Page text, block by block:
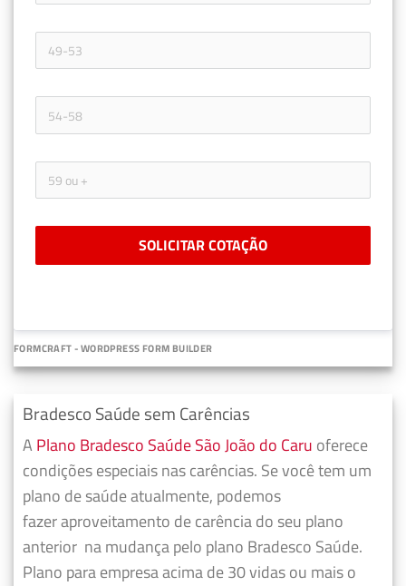
SOLICITAR COTAÇÃO
FORMCRAFT - WORDPRESS FORM BUILDER
Bradesco Saúde sem Carências
A Plano Bradesco Saúde São João do Caru oferece
condições especiais nas carências. Se você tem um
plano de saúde atualmente, podemos
fazeraproveitamento de carência do seu plano
anterior na mudança pelo plano Bradesco Saúde.
Plano para empresa acima de 30 vidas ou mais o